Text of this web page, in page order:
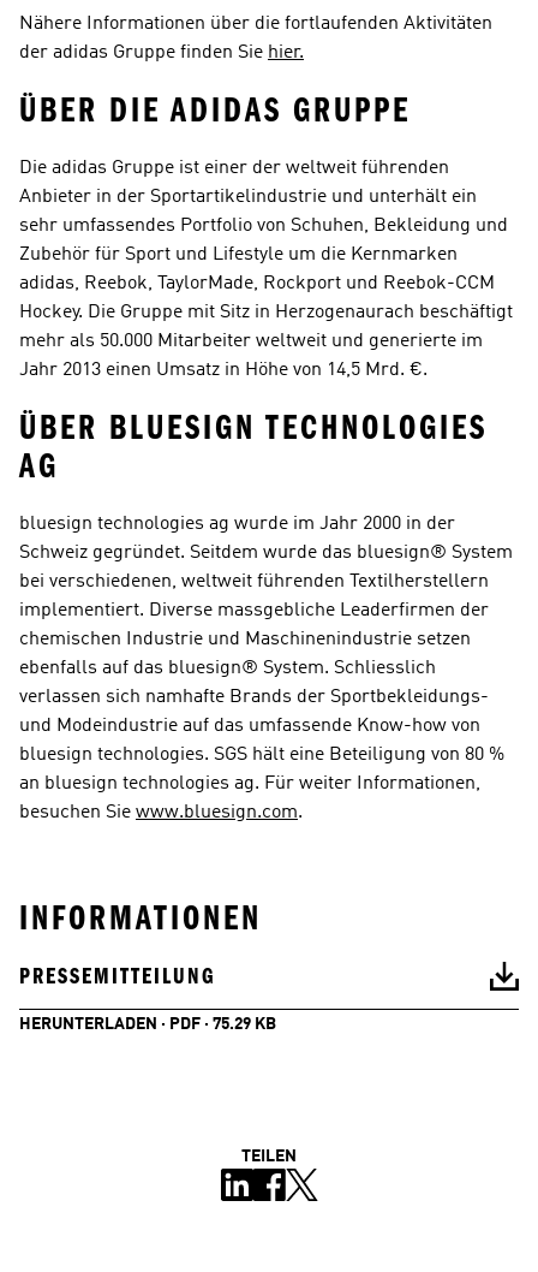
Nähere Informationen über die fortlaufenden Aktivitäten
der adidas Gruppe finden Sie hier.
ÜBER DIE ADIDAS GRUPPE
Die adidas Gruppe ist einer der weltweit führenden
Anbieter in der Sportartikelindustrie und unterhält ein
sehr umfassendes Portfolio von Schuhen, Bekleidung und
Zubehör für Sport und Lifestyle um die Kernmarken
adidas, Reebok, TaylorMade, Rockport und Reebok-CCM
Hockey. Die Gruppe mit Sitz in Herzogenaurach beschäftigt
mehr als 50.000 Mitarbeiter weltweit und generierte im
Jahr 2013 einen Umsatz in Höhe von 14,5 Mrd. €.
ÜBER BLUESIGN TECHNOLOGIES
AG
bluesign technologies ag wurde im Jahr 2000 in der
Schweiz gegründet. Seitdem wurde das bluesign® System
bei verschiedenen, weltweit führenden Textilherstellern
implementiert. Diverse massgebliche Leaderfirmen der
chemischen Industrie und Maschinenindustrie setzen
ebenfalls auf das bluesign® System. Schliesslich
verlassen sich namhafte Brands der Sportbekleidungs-
und Modeindustrie auf das umfassende Know-how von
bluesign technologies. SGS hält eine Beteiligung von 80 %
an bluesign technologies ag. Für weiter Informationen,
besuchen Sie www.bluesign.com.
INFORMATIONEN
PRESSEMITTEILUNG
HERUNTERLADEN · PDF · 75.29 KB
TEILEN